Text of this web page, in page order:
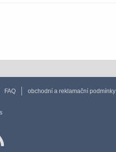
FAQ obchodní a reklamační podmínky